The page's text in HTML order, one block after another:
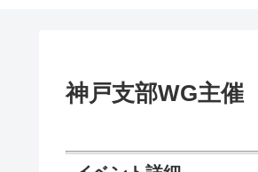
神戸支部WG主